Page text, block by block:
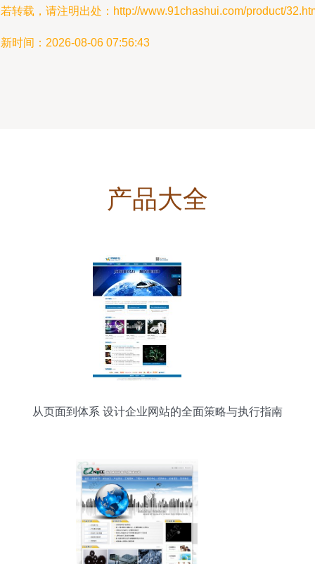
转载，请注明出处：http://www.91chashui.com/product/
时间：2026-08-06 07:56:43
产品大全
从页面到体系 设计企业网站的全面策略与执行指南